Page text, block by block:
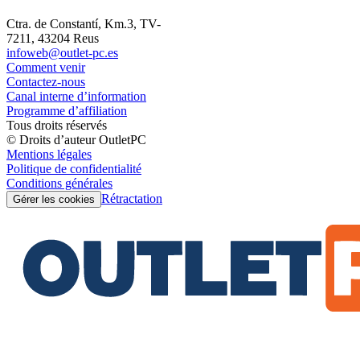
Ctra. de Constantí, Km.3, TV-
7211, 43204 Reus
infoweb@outlet-pc.es
Comment venir
Contactez-nous
Canal interne d’information
Programme d’affiliation
Tous droits réservés
© Droits d’auteur OutletPC
Mentions légales
Politique de confidentialité
Conditions générales
Gérer les cookies Rétractation